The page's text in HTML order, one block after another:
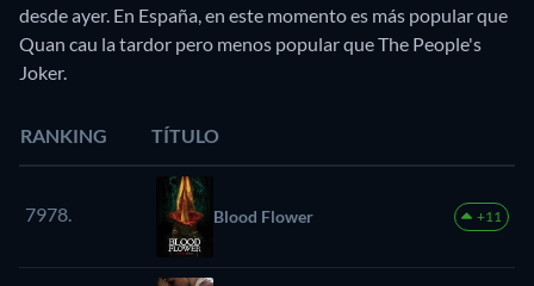
desde ayer. En España, en este momento es más popular que
Quan cau la tardor pero menos popular que The People's
Joker.
RANKING TÍTULO
7978. Blood Flower +11